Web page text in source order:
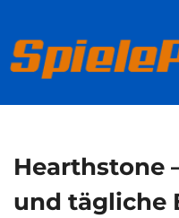
springen
Hearthstone
und tägliche